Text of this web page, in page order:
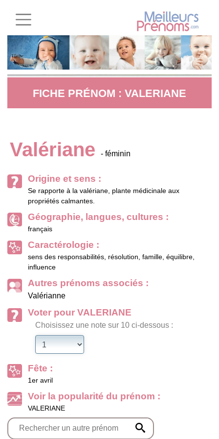
FICHE PRÉNOM : VALERIANE
Valériane - féminin
Origine et sens :
Se rapporte à la valériane, plante médicinale aux
propriétés calmantes.
Géographie, langues, cultures :
français
Caractérologie :
sens des responsabilités, résolution, famille, équilibre,
influence
Autres prénoms associés :
Valérianne
Voter pour VALERIANE
Choisissez une note sur 10 ci-dessous :
Fête :
1er avril
Voir la popularité du prénom :
VALERIANE